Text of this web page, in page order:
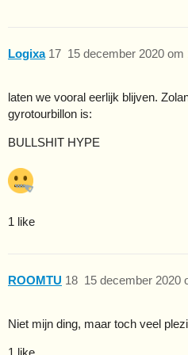
Logixa 15 december 2020 om
17
laten we vooral eerlijk blijven.
gyrotourbillon is:
BULLSHIT HYPE
1 like
ROOMTU 15 december 2020
18
Niet mijn ding, maar toch veel
1 like